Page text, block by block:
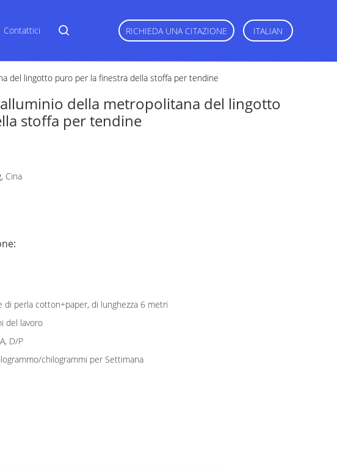
Contattici RICHIEDA UNA CITAZIONE ITALIAN
del lingotto puro per la finestra della stoffa per tendine
della metropolitana del lingotto
stoffa per tendine
Cina
di perla cotton+paper, di lunghezza 6 metri
del lavoro
D/P
500000 chilogrammo/chilogrammi per Settimana